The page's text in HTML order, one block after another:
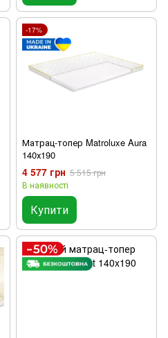
-17%
Матрац-топер Matroluxe Aura
140х190
4 577 грн 5 515 грн
В наявності
Купити